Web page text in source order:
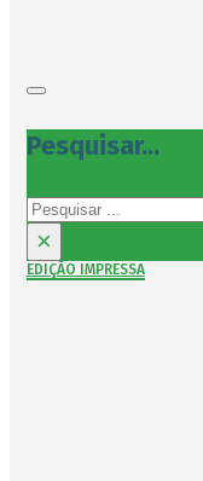
Pesquisar...
Pesquisar
×
EDIÇÃO IMPRESSA